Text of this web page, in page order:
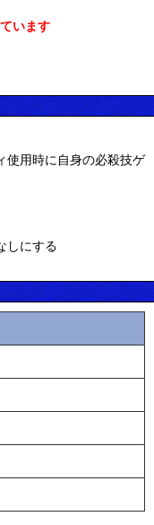
います
使用時に自身の必殺技ゲ
しにする